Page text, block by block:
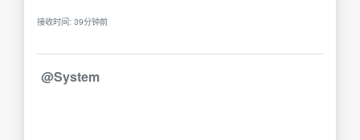
接收时间: 39分钟前
@System